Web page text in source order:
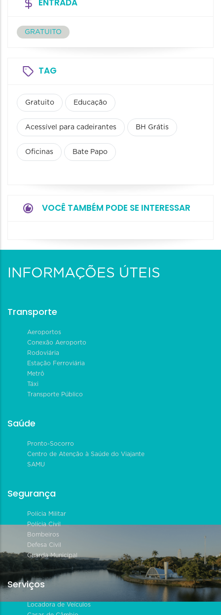
ENTRADA
GRATUITO
TAG
Gratuito Educação
Acessível para cadeirantes BH Grátis
Oficinas Bate Papo
VOCÊ TAMBÉM PODE SE INTERESSAR
INFORMAÇÕES ÚTEIS
Transporte
Aeroportos
Conexão Aeroporto
Rodoviária
Estação Ferroviária
Metrô
Táxi
Transporte Público
Saúde
Pronto-Socorro
Centro de Atenção à Saúde do Viajante
SAMU
Segurança
Polícia Militar
Polícia Civil
Bombeiros
Defesa Civil
Guarda Municipal
Serviços
Locadora de Veículos